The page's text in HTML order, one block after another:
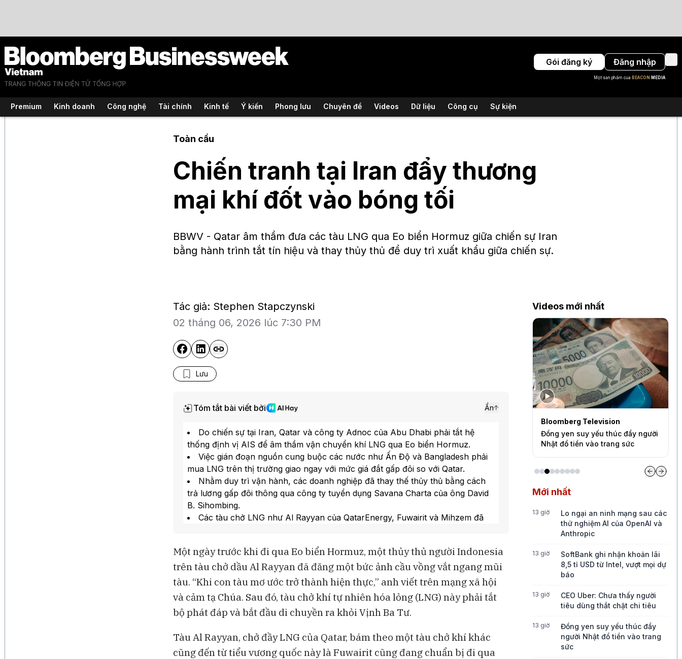
Gói đăng ký Đăng nhập
Một sản phẩm của BEACON MEDIA
Premium Kinh doanh Công nghệ Tài chính Kinh tế Ý kiến Phong lưu Chuyên đề Videos Dữ liệu Công cụ Sự kiện
Toàn cầu
Chiến tranh tại Iran đẩy thương
mại khí đốt vào bóng tối
BBWV - Qatar âm thầm đưa các tàu LNG qua Eo biển Hormuz giữa chiến sự Iran
bằng hành trình tắt tín hiệu và thay thủy thủ để duy trì xuất khẩu giữa chiến sự.
Tác giả: Stephen Stapczynski
02 tháng 06, 2026 lúc 7:30 PM
Lưu
Tóm tắt bài viết bởi Ẩn
Do chiến sự tại Iran, Qatar và công ty Adnoc của Abu Dhabi phải tắt hệ
thống định vị AIS để âm thầm vận chuyển khí LNG qua Eo biển Hormuz.
Việc gián đoạn nguồn cung buộc các nước như Ấn Độ và Bangladesh phải
mua LNG trên thị trường giao ngay với mức giá đắt gấp đôi so với Qatar.
Nhằm duy trì vận hành, các doanh nghiệp đã thay thế thủy thủ bằng cách
trả lương gấp đôi thông qua công ty tuyển dụng Savana Charta của ông David
B. Sihombing.
Các tàu chở LNG như Al Rayyan của QatarEnergy, Fuwairit và Mihzem đã
bóng tối từ Nga đang khiến nền tảng thương mại hàng hải toàn cầu ngày càng
kém minh bạch.
Một ngày trước khi đi qua Eo biển Hormuz, một thủy thủ người Indonesia
trên tàu chở dầu Al Rayyan đã đăng một bức ảnh cầu vồng vắt ngang mũi
tàu. “Khi con tàu mơ ước trở thành hiện thực,” anh viết trên mạng xã hội
và cảm tạ Chúa. Sau đó, tàu chở khí tự nhiên hóa lỏng (LNG) này phải tắt
bộ phát đáp và bắt đầu di chuyền ra khỏi Vịnh Ba Tư.
Tàu Al Rayyan, chở đầy LNG của Qatar, bám theo một tàu chở khí khác
cũng đến từ tiểu vương quốc này là Fuwairit cũng đang chuẩn bị đi qua
Videos mới nhất
Lo ngại an ninh mạng sau các
thử nghiệm AI của OpenAI và
CEO Uber: Chưa thấy người tiêu
dùng thắt chặt chi tiêu
Đồng yen suy yếu thúc đẩy người
Nhật đổ tiền vào trang sức
BAM Studios
Vì sao VN-Index chưa phản ánh
đúng quy mô kinh tế Việt Nam?
Mới nhất
13 giờ
Lo ngại an ninh mạng sau các
thử nghiệm AI của OpenAI và
Anthropic
13 giờ
SoftBank ghi nhận khoản lãi
8,5 tỉ USD từ Intel, vượt mọi dự
báo
13 giờ
CEO Uber: Chưa thấy người
tiêu dùng thắt chặt chi tiêu
13 giờ
Đồng yen suy yếu thúc đẩy
người Nhật đổ tiền vào trang
sức